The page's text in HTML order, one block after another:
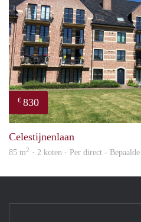
€ 830
Celestijnenlaan
85 m2 · 2 koten · Per direct -